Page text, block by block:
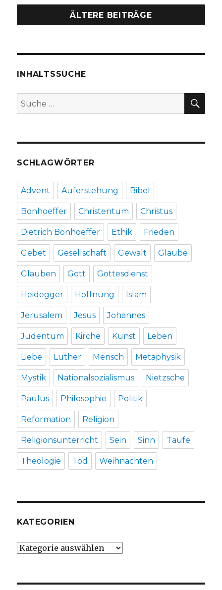
2016,
2016
ÄLTERE BEITRÄGE
INHALTSSUCHE
Suche
nach:
SCHLAGWÖRTER
Advent Auferstehung Bibel
Bonhoeffer Christentum Christus
Dietrich Bonhoeffer Ethik Frieden
Gebet Gesellschaft Gewalt Glaube
Glauben Gott Gottesdienst
Heidegger Hoffnung Islam
Jerusalem Jesus Johannes
Judentum Kirche Kunst Leben
Liebe Luther Mensch Metaphysik
Mystik Nationalsozialismus Nietzsche
Paulus Philosophie Politik
Reformation Religion
Religionsunterricht Sein Sinn Taufe
Theologie Tod Weihnachten
KATEGORIEN
Kategorien